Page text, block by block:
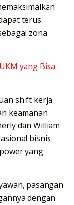
terus
zona
yang Bisa
​shift kerja
keamanan
dan William
bisnis
​yang
pasangan
dengan